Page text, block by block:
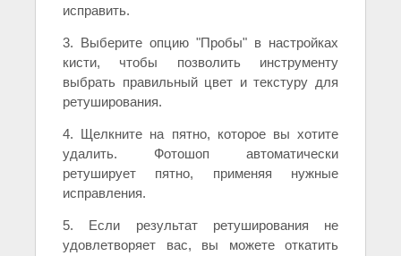
исправить.
3. Выберите опцию "Пробы" в настройках
кисти, чтобы позволить инструменту
выбрать правильный цвет и текстуру для
ретуширования.
4. Щелкните на пятно, которое вы хотите
удалить. Фотошоп автоматически
ретуширует пятно, применяя нужные
исправления.
5. Если результат ретуширования не
удовлетворяет вас, вы можете откатить